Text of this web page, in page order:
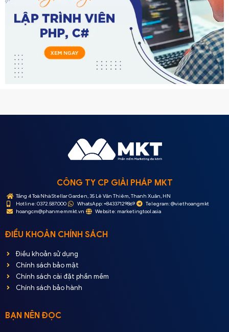
CÔNG TY CP GIẢI PHÁP MKT
Tầng 4 Toà Nhà Stellar Garden, 35 Lê Văn Thiêm, Thanh Xuân, HN
Hotline: 0372.587.000
WhatsApp: +84337129869
Telegram: @viethoangmkt
hoangcm@phanmemmkt.vn
Website: marketingtool.asia
ĐIỀU KHOẢN CHÍNH SÁCH
Điều khoản sử dụng
Chính sách bảo mật
Chính sách cài đặt phần mềm
Chính sách bảo hành
BẠN NÊN ĐỌC